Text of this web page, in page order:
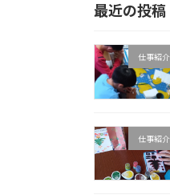
最近の投稿
仕事紹介
仕事紹介